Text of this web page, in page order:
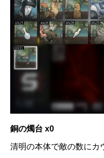
銅の燭台 x0
清明の本体で敵の数にカ